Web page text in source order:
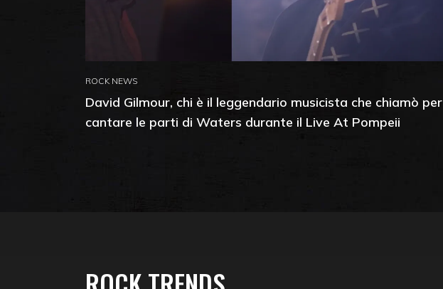
ROCK NEWS
David Gilmour, chi è il leggendario musicista che chiamò per
cantare le parti di Waters durante il Live At Pompeii